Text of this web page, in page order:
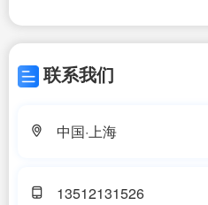
联系我们
中国·上海
13512131526